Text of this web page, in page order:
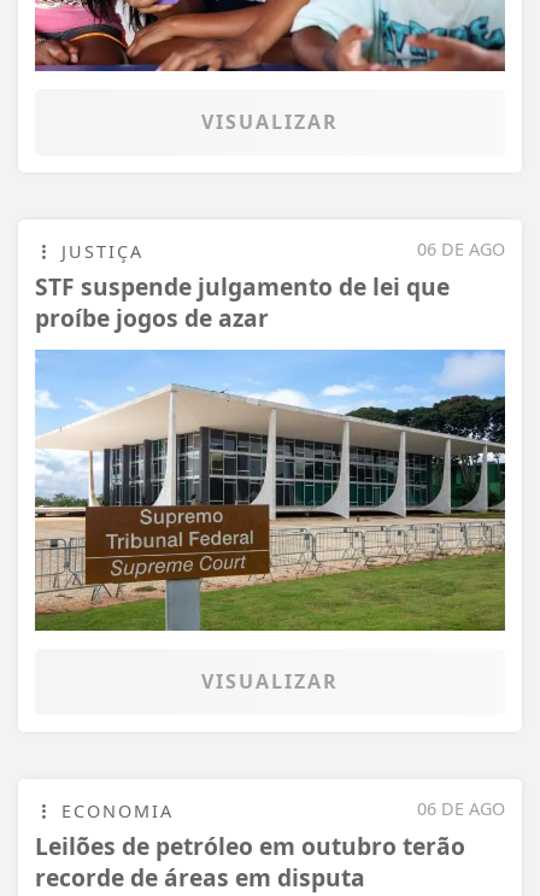
VISUALIZAR
06 DE AGO
JUSTIÇA
STF suspende julgamento de lei que
proíbe jogos de azar
VISUALIZAR
06 DE AGO
ECONOMIA
Leilões de petróleo em outubro terão
recorde de áreas em disputa